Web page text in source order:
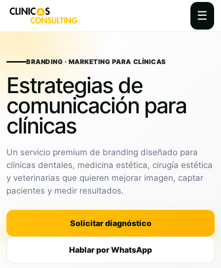
☰
contentBRANDING · MARKETING PARA CLÍNICAS
Estrategias de
comunicación para
clínicas
Un servicio premium de branding diseñado para
clínicas dentales, medicina estética, cirugía estética
y veterinarias que quieren mejorar imagen, captar
pacientes y medir resultados.
Solicitar diagnóstico
Hablar por WhatsApp